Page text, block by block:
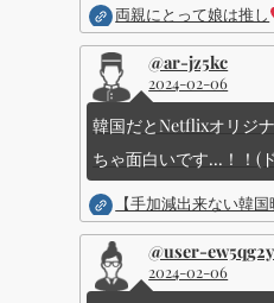
両親にとって娘は推し
@ar-jz5kc
2024-02-06
韓国だとNetflixオリジ
ちゃ面白いです...！！(
【手加減出来ない韓
@user-
2024-02-06